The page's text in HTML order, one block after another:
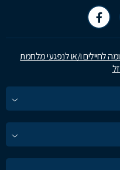
לחיילים ו/או לנפגעי מלחמת